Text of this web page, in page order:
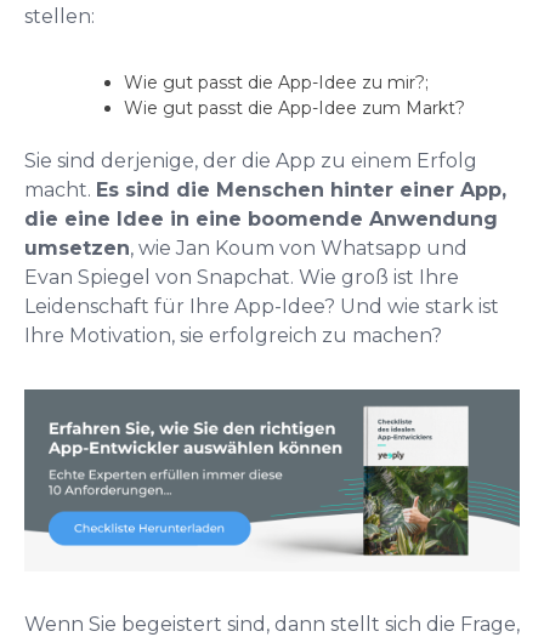
stellen:
Wie gut passt die App-Idee zu mir?;
Wie gut passt die App-Idee zum Markt?
Sie sind derjenige, der die App zu einem Erfolg
macht. Es sind die Menschen hinter einer App,
die eine Idee in eine boomende Anwendung
umsetzen, wie Jan Koum von Whatsapp und
Evan Spiegel von Snapchat. Wie groß ist Ihre
Leidenschaft für Ihre App-Idee? Und wie stark ist
Ihre Motivation, sie erfolgreich zu machen?
Wenn Sie begeistert sind, dann stellt sich die Frage,